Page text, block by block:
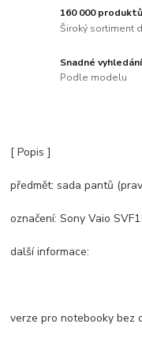
160 000 produktů
Široký sortiment
Snadné
Podle modelu
[ Popis ]
předmět: sada pantů
označení: Sony Vaio
další informace:
verze pro notebooky bez